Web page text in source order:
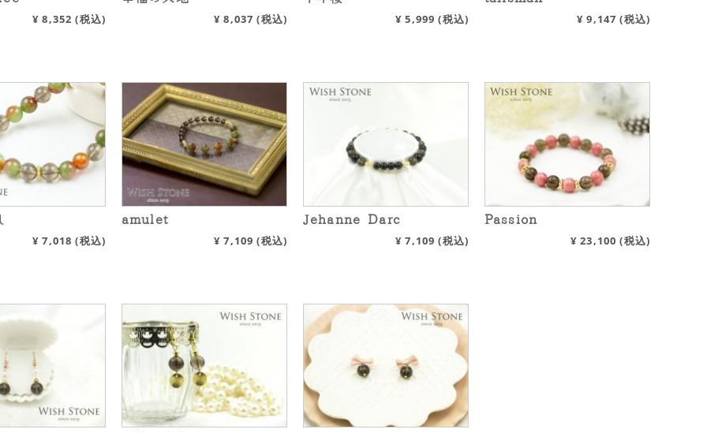
¥8,352 (税込)
¥8,037 (税込)
¥5,999 (税込)
¥9,147 (税込)
¥7,018 (税込)
amulet
¥7,109 (税込)
Jehanne Darc
¥7,109 (税込)
Passion
¥23,100 (税込)